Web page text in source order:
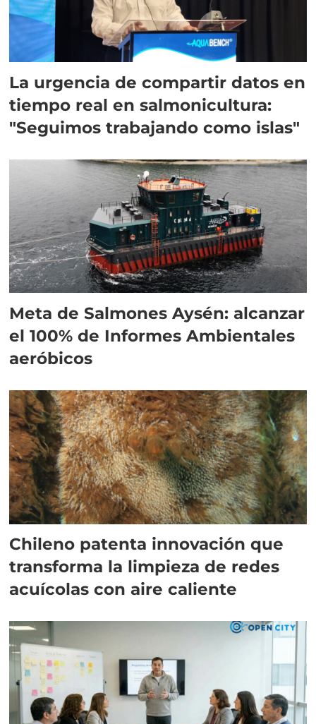
La urgencia de compartir datos en
tiempo real en salmonicultura:
"Seguimos trabajando como islas"
Meta de Salmones Aysén: alcanzar
el 100% de Informes Ambientales
aeróbicos
Chileno patenta innovación que
transforma la limpieza de redes
acuícolas con aire caliente